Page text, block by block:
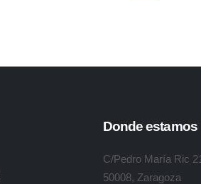
Donde estamos
C/Pedro María Ric 21
50008, Zaragoza